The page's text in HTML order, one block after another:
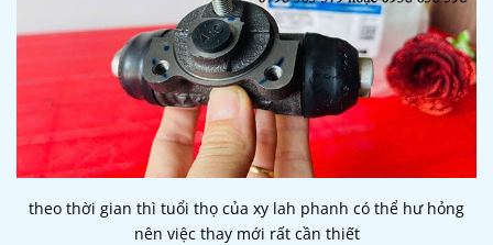
theo thời gian thì tuổi thọ của xy lah phanh có thể hư hỏng
nên việc thay mới rất cần thiết